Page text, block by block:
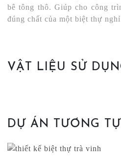
bê tông thô. Giúp cho công
đúng chất của một biệt thự
VẬT LIỆU SỬ
DỰ ÁN TƯƠNG TỰ